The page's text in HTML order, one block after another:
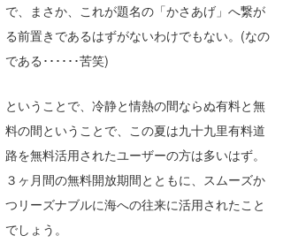
で、まさか、これが題名の「かさあげ」へ繋が
る前置きであるはずがないわけでもない。(なの
である･･････苦笑)
ということで、冷静と情熱の間ならぬ有料と無
料の間ということで、この夏は九十九里有料道
路を無料活用されたユーザーの方は多いはず。
３ヶ月間の無料開放期間とともに、スムーズか
つリーズナブルに海への往来に活用されたこと
でしょう。
Core Surf Japan
Naoya Kimoto
Yasunari Inoue
Yoshiyuki Obata
arukasvision
DELTA FORCE SURF
メディア
Colors MAGAZINE
WAVAL
福島寿実子
中浦“JET”章
嵯峨明日香
進士剛光
波伝説スタッフ
☆加藤
+☆maki☆+
Aichan
波伝説